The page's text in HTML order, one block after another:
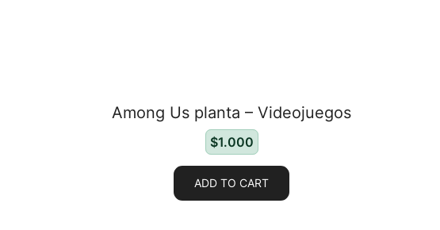
Among Us planta – Videojuegos
$1.000
ADD TO CART